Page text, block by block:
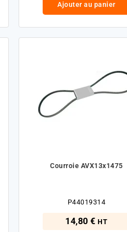
Ajouter au panier
Courroie AVX13x1475
P44019314
14,80 €HT